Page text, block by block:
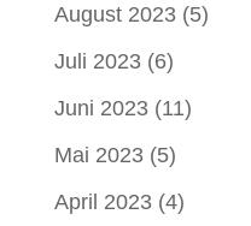
August 2023(5)
Juli 2023(6)
Juni 2023(11)
Mai 2023(5)
April 2023(4)